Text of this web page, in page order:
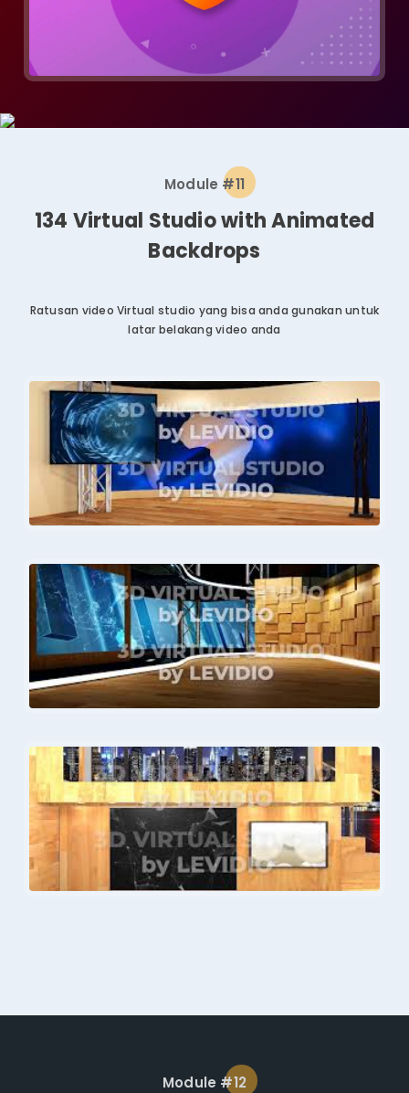
Module #11
134 Virtual Studio with Animated
Backdrops
Ratusan video Virtual studio yang bisa anda gunakan untuk
latar belakang video anda
Module #12